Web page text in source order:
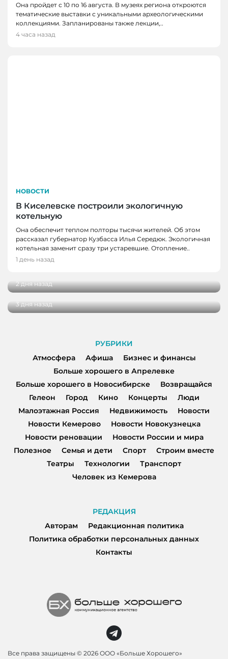
Она пройдет с 10 по 16 августа. В музеях региона откроются
тематические выставки с уникальными археологическими
коллекциями. Запланированы также лекции,..
4 часа назад
НОВОСТИ
В Киселевске построили экологичную
котельную
Она обеспечит теплом полторы тысячи жителей. Об этом
рассказал губернатор Кузбасса Илья Середюк. Экологичная
котельная заменит сразу три устаревшие. Отопление..
1 день назад
НОВОСТИ
В экоцентре заповедника «Кузнецкий
2 дня назад
НОВОСТИ
инфаркта
3 дня назад
РУБРИКИ
Атмосфера
Афиша
Бизнес и финансы
Больше хорошего в Апрелевке
Больше хорошего в Новосибирске
Возвращайся
Гелеон
Город Кино Концерты
Люди
Малоэтажная Россия
Недвижимость
Новости
Новости Кемерово
Новости Новокузнецка
Новости реновации
Новости России и мира
Полезное
Семья и дети Спорт
Строим вместе
Театры
Технологии
Транспорт
Человек из Кемерова
РЕДАКЦИЯ
Авторам
Редакционная политика
Политика обработки персональных данных
Контакты
Все права защищены © 2026 ООО «Больше Хорошего»